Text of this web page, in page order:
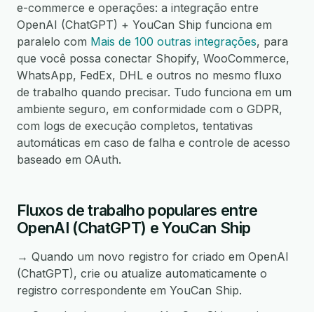
e-commerce e operações: a integração entre
OpenAI (ChatGPT) + YouCan Ship funciona em
paralelo com Mais de 100 outras integrações, para
que você possa conectar Shopify, WooCommerce,
WhatsApp, FedEx, DHL e outros no mesmo fluxo
de trabalho quando precisar. Tudo funciona em um
ambiente seguro, em conformidade com o GDPR,
com logs de execução completos, tentativas
automáticas em caso de falha e controle de acesso
baseado em OAuth.
Fluxos de trabalho populares entre
OpenAI (ChatGPT) e YouCan Ship
→ Quando um novo registro for criado em OpenAI
(ChatGPT), crie ou atualize automaticamente o
registro correspondente em YouCan Ship.